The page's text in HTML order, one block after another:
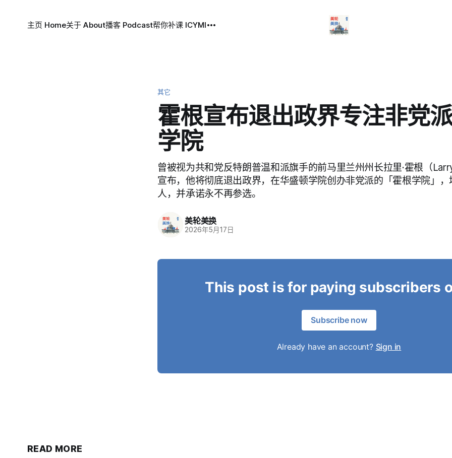
主页 Home关于 About播客 Podcast帮你补课 ICYMI
其它
霍根宣布退出政界专注非党
学院
曾被视为共和党反特朗普温和派旗手的前马里兰州州长拉里·霍根（
宣布，他将彻底退出政界，在华盛顿学院创办非党派的「霍根学院」
人，并承诺永不再参选。
美轮美换
2026年5月17日
This post is for paying subscribers
Subscribe now
Already have an account? Sign in
READ MORE